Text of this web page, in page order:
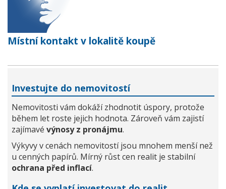
Místní kontakt v lokalitě koupě
Investujte do nemovitostí
Nemovitosti vám dokáží zhodnotit úspory, protože
během let roste jejich hodnota. Zároveň vám zajistí
zajímavé výnosy z pronájmu.
Výkyvy v cenách nemovitostí jsou mnohem menší než
u cenných papírů. Mírný růst cen realit je stabilní
ochrana před inflací.